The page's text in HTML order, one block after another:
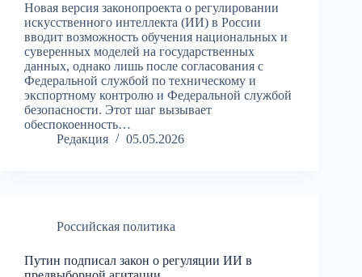
Новая версия законопроекта о регулировании
искусственного интеллекта (ИИ) в России
вводит возможность обучения национальных и
суверенных моделей на государственных
данных, однако лишь после согласования с
Федеральной службой по техническому и
экспортному контролю и Федеральной службой
безопасности. Этот шаг вызывает
обеспокоенность…
Редакция
05.05.2026
Российская политика
Путин подписал закон о регуляции ИИ в